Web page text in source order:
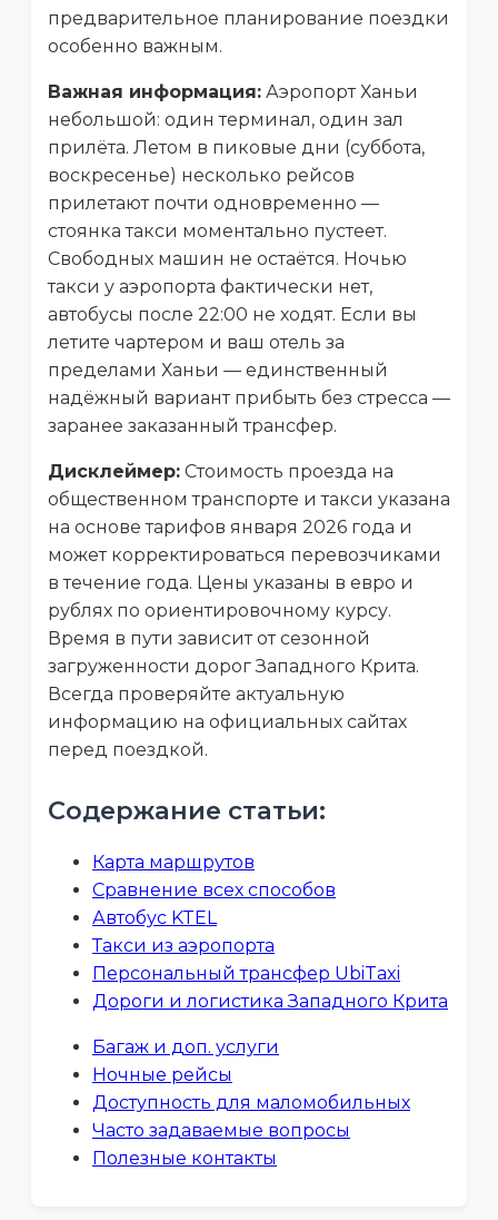
предварительное планирование поездки
особенно важным.
Важная информация: Аэропорт Ханьи
небольшой: один терминал, один зал
прилёта. Летом в пиковые дни (суббота,
воскресенье) несколько рейсов
прилетают почти одновременно —
стоянка такси моментально пустеет.
Свободных машин не остаётся. Ночью
такси у аэропорта фактически нет,
автобусы после 22:00 не ходят. Если вы
летите чартером и ваш отель за
пределами Ханьи — единственный
надёжный вариант прибыть без стресса —
заранее заказанный трансфер.
Дисклеймер: Стоимость проезда на
общественном транспорте и такси указана
на основе тарифов января 2026 года и
может корректироваться перевозчиками
в течение года. Цены указаны в евро и
рублях по ориентировочному курсу.
Время в пути зависит от сезонной
загруженности дорог Западного Крита.
Всегда проверяйте актуальную
информацию на официальных сайтах
перед поездкой.
Содержание статьи:
Карта маршрутов
Сравнение всех способов
Автобус KTEL
Такси из аэропорта
Персональный трансфер UbiTaxi
Дороги и логистика Западного Крита
Багаж и доп. услуги
Ночные рейсы
Доступность для маломобильных
Часто задаваемые вопросы
Полезные контакты